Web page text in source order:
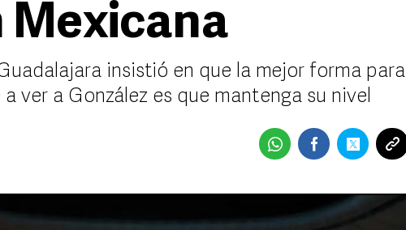
Mexicana
insistió en que la mejor forma para
ver a González es que mantenga su nivel